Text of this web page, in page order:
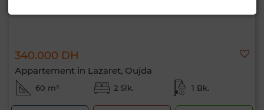
340.000 DH
Appartement in Lazaret, Oujda
60 m² 2 Slk. 1 Bk.